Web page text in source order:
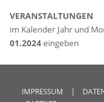
VERANSTALTUNGEN
im Kalender Jahr und
01.2024 eingeben
IMPRESSUM |